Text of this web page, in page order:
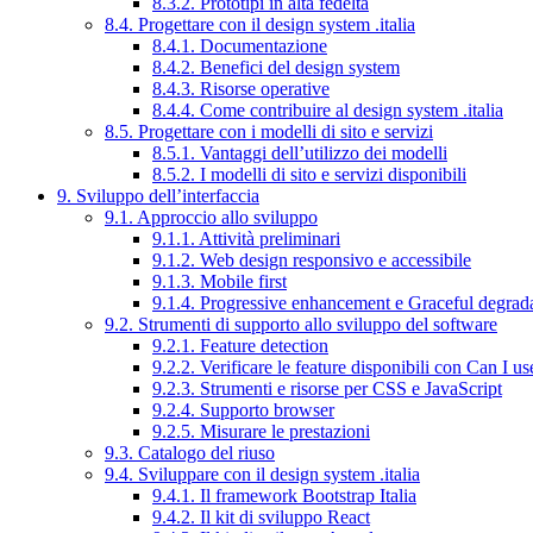
8.4. Progettare con il design system .italia
8.4.1. Documentazione
8.4.2. Benefici del design system
8.4.3. Risorse operative
8.4.4. Come contribuire al design system .italia
8.5. Progettare con i modelli di sito e servizi
8.5.1. Vantaggi dell’utilizzo dei modelli
8.5.2. I modelli di sito e servizi disponibili
9. Sviluppo dell’interfaccia
9.1. Approccio allo sviluppo
9.1.1. Attività preliminari
9.1.2. Web design responsivo e accessibile
9.1.3. Mobile first
9.1.4. Progressive enhancement e Graceful
9.2. Strumenti di supporto allo sviluppo del software
9.2.1. Feature detection
9.2.2. Verificare le feature disponibili con Can I
9.2.3. Strumenti e risorse per CSS e JavaScript
9.2.4. Supporto browser
9.2.5. Misurare le prestazioni
9.3. Catalogo del riuso
9.4. Sviluppare con il design system .italia
9.4.1. Il framework Bootstrap Italia
9.4.2. Il kit di sviluppo React